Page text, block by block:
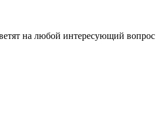
на любой интересующий вопрос